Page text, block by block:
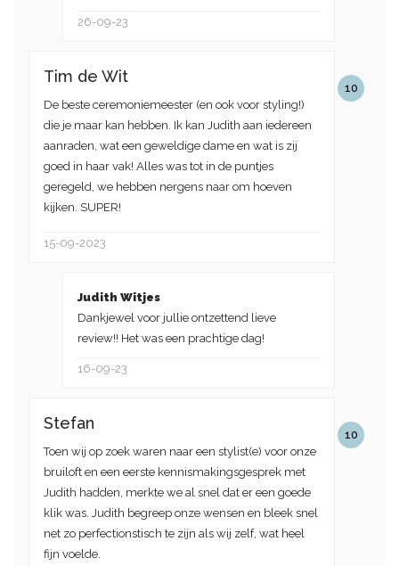
26-09-23
10
Tim de Wit
De beste ceremoniemeester (en ook voor styling!)
die je maar kan hebben. Ik kan Judith aan iedereen
aanraden, wat een geweldige dame en wat is zij
goed in haar vak! Alles was tot in de puntjes
geregeld, we hebben nergens naar om hoeven
kijken. SUPER!
15-09-2023
Judith Witjes
Dankjewel voor jullie ontzettend lieve
review!! Het was een prachtige dag!
16-09-23
10
Stefan
Toen wij op zoek waren naar een stylist(e) voor onze
bruiloft en een eerste kennismakingsgesprek met
Judith hadden, merkte we al snel dat er een goede
klik was. Judith begreep onze wensen en bleek snel
net zo perfectionstisch te zijn als wij zelf, wat heel
fijn voelde.